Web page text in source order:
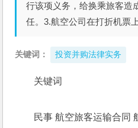
行该项义务，给换乘旅客造
任。3.航空公司在打折机票
关键词： 投资并购法律实务
关键词
民事 航空旅客运输合同